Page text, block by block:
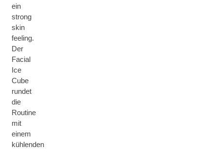
ein
strong
skin
feeling.
Der
Facial
Ice
Cube
rundet
die
Routine
mit
einem
kühlenden